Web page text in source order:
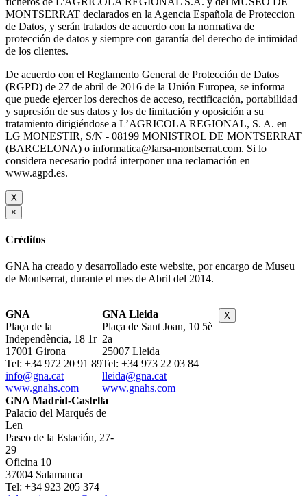
MONTSERRAT declarados en la Agencia Española de Proteccion
de Datos, y serán tratados de acuerdo con la normativa de
protección de datos y siempre con garantía del derecho de intimidad
de los clientes.
De acuerdo con el Reglamento General de Protección de Datos
(RGPD) de 27 de abril de 2016 de la Unión Europea, se informa
que puede ejercer los derechos de acceso, rectificación, portabilidad
y supresión de sus datos y los de limitación y oposición a su
tratamiento dirigiéndose a L’AGRICOLA REGIONAL, S. A. en
LG MONESTIR, S/N - 08199 MONISTROL DE MONTSERRAT
(BARCELONA) o informatica@larsa-montserrat.com. Si lo
considera necesario podrá interponer una reclamación en
www.agpd.es.
X
×
Créditos
GNA ha creado y desarrollado este website, por encargo de Museu
de Montserrat, durante el mes de Abril del 2014.
GNA
Plaça de la
Independència, 18 1r
17001 Girona
Tel: +34 972 20 91 89
info@gna.cat
www.gnahs.com
GNA Lleida
Plaça de Sant Joan, 10 5è
2a
25007 Lleida
Tel: +34 973 22 03 84
lleida@gna.cat
www.gnahs.com
GNA Madrid-Castella
Palacio del Marqués de
Len
Paseo de la Estación, 27-
29
Oficina 10
37004 Salamanca
Tel: +34 923 205 374
X